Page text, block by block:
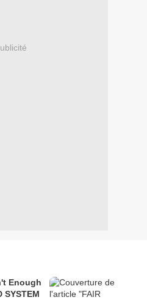
Enough
SYSTEM